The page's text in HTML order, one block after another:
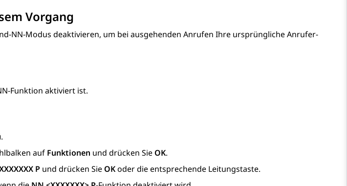
Vorgang
NN-Modus deaktivieren, um bei ausgehenden Anrufen Ihre ursprüngliche Anrufer-
Funktion aktiviert ist.
.
auf Funktionen und drücken Sie OK.
P und drücken Sie OKoder die entsprechende Leitungstaste.